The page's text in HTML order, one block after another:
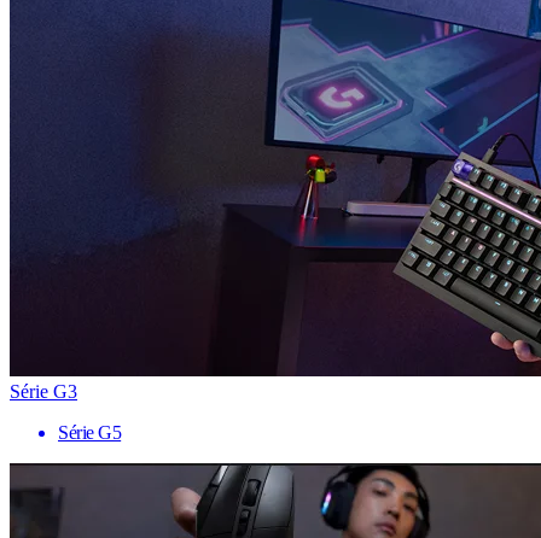
Série G3
Série G5